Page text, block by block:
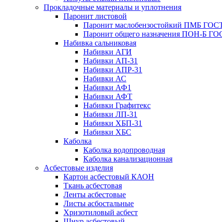
Прокладочные материалы и уплотнения
Паронит листовой
Паронит маслобензостойкий ПМБ
Паронит общего назначения ПОН-Б
Набивка сальниковая
Набивки АГИ
Набивки АП-31
Набивки АПР-31
Набивки АС
Набивки АФ1
Набивки АФТ
Набивки Графитекс
Набивки ЛП-31
Набивки ХБП-31
Набивки ХБС
Каболка
Каболка водопроводная
Каболка канализационная
Асбестовые изделия
Картон асбестовый КАОН
Ткань асбестовая
Ленты асбестовые
Листы асбостальные
Хризотиловый асбеcт